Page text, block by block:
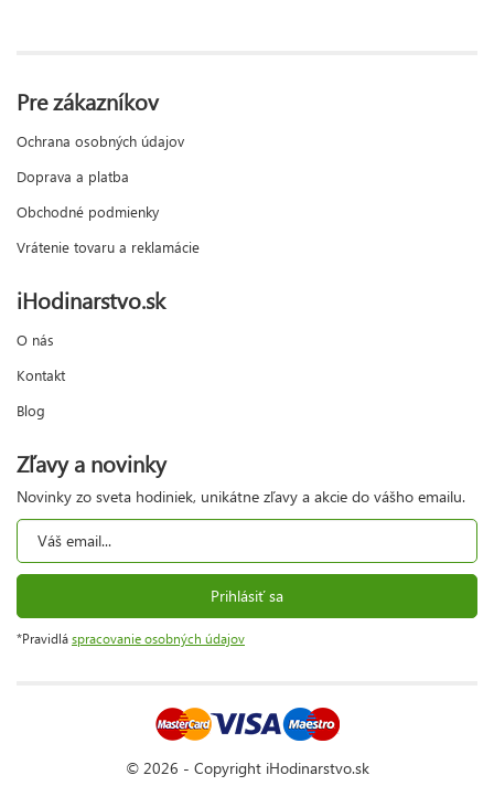
Pre zákazníkov
Ochrana osobných údajov
Doprava a platba
Obchodné podmienky
Vrátenie tovaru a reklamácie
iHodinarstvo.sk
O nás
Kontakt
Blog
Zľavy a novinky
Novinky zo sveta hodiniek, unikátne zľavy a akcie do vášho emailu.
Prihlásiť sa
*Pravidlá spracovanie osobných údajov
© 2026 - Copyright iHodinarstvo.sk